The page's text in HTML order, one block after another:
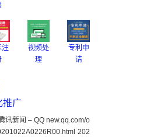
注
视频处
理
专利申
请
推广
讯新闻 – QQ new.qq.com/o
202